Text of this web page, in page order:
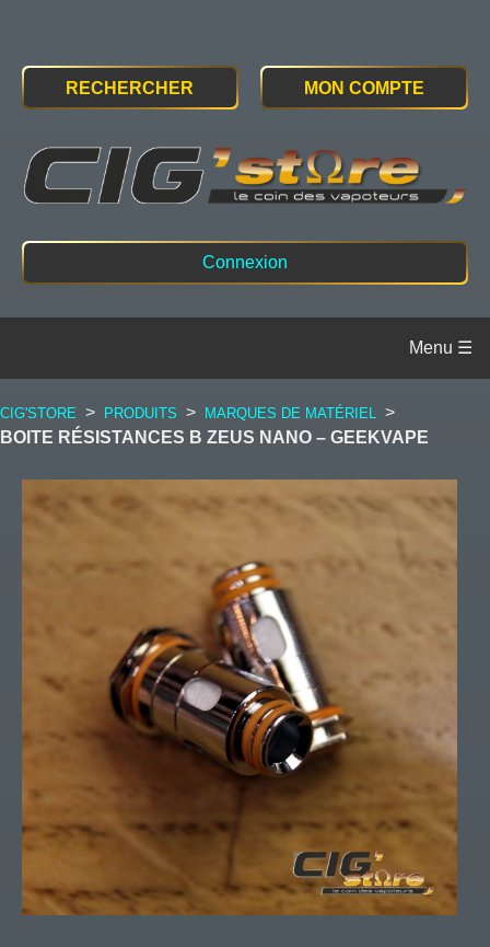
RECHERCHER MON COMPTE
Connexion
CIG'STORE > PRODUITS > MARQUES DE MATÉRIEL
>
BOITE RÉSISTANCES B ZEUS NANO – GEEKVAPE